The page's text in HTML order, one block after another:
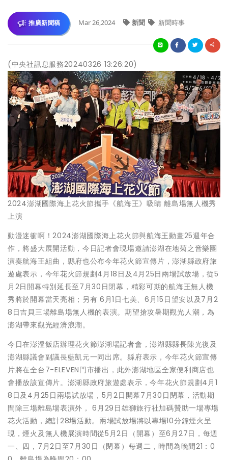
推廣新聞稿 Mar 26,2024 新聞 新聞時事
(中央社訊息服務20240326 13:26:20)
2024澎湖國際海上花火節攜手《航海王》吸睛 離島場無人機秀
上演
動漫迷衝啊！2024澎湖國際海上花火節與航海王動畫25週年合
作，將盛大展開活動，今日記者會現場邀請澎湖在地菊之音樂團
演奏航海王組曲，縣府也公布今年花火節宣傳片，澎湖縣政府旅
遊處表示，今年花火節規劃4月18日及4月25日兩場試放場，從5
月2日開幕特別延長至7月30日閉幕，精彩可期的航海王無人機
秀將於開幕當天亮相；另有 6月1日七美、6月15日望安以及7月2
8日吉貝三場離島場無人機的表演。期望搶攻暑期觀光人潮，為
澎湖帶來觀光經濟浪潮。
今日在澎澄飯店辦理花火節澎湖場記者會，澎湖縣縣長陳光復及
澎湖縣議會副議長藍凱元一同出席。縣府表示，今年花火節宣傳
片將在全台7-ELEVEN門市播出，此外澎湖地區全家便利商店也
會播放該宣傳片。澎湖縣政府旅遊處表示，今年花火節規劃4月1
8日及4月25日兩場試放場，5月2日開幕7月30日閉幕，活動期
間除三場離島場表演外， 6月29日雄獅旅行社加碼贊助一場專場
花火活動，總計28場活動。兩場試放場將以專場10分鐘煙火呈
現，煙火及無人機展演時間從5月2日（開幕）至6月27日，每週
一、四，7月2日至7月30日（閉幕）每週二，時間為晚間21：0